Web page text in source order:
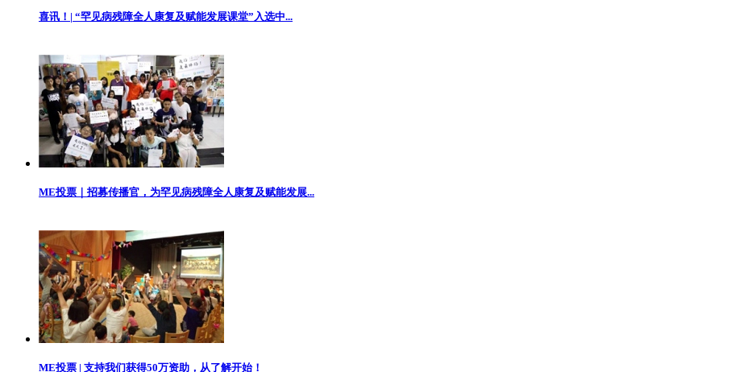
喜讯！| “罕见病残障全人康复及赋能发展课堂”入选中...
ME投票｜招募传播官，为罕见病残障全人康复及赋能发展...
ME投票 | 支持我们获得50万资助，从了解开始！